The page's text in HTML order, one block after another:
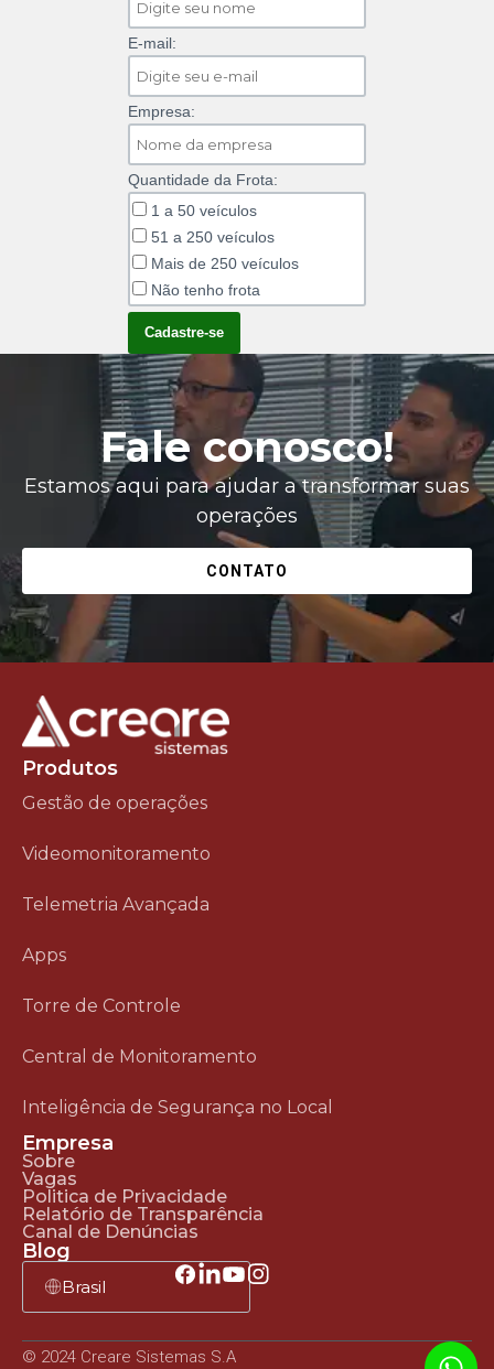
E-mail:
Empresa:
Quantidade da Frota:
1 a 50 veículos
51 a 250 veículos
Mais de 250 veículos
Não tenho frota
Fale conosco!
Estamos aqui para ajudar a transformar suas
operações
CONTATO
Produtos
Gestão de operações
Videomonitoramento
Telemetria Avançada
Apps
Torre de Controle
Central de Monitoramento
Inteligência de Segurança no Local
Empresa
Sobre
Vagas
Politica de Privacidade
Relatório de Transparência
Canal de Denúncias
Blog
Brasil
© 2024 Creare Sistemas S.A